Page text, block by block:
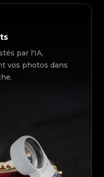
par l'IA,
vos photos dans